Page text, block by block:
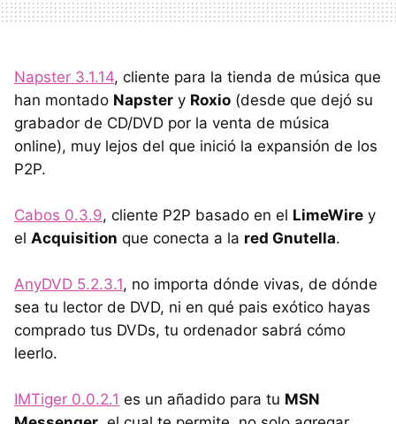
Napster 3.1.14, cliente para la tienda de música que
han montado Napster y Roxio (desde que dejó su
grabador de CD/DVD por la venta de música
online), muy lejos del que inició la expansión de los
P2P.
Cabos 0.3.9, cliente P2P basado en el LimeWire y
el Acquisition que conecta a la red Gnutella.
AnyDVD 5.2.3.1, no importa dónde vivas, de dónde
sea tu lector de DVD, ni en qué pais exótico hayas
comprado tus DVDs, tu ordenador sabrá cómo
leerlo.
IMTiger 0.0.2.1 es un añadido para tu MSN